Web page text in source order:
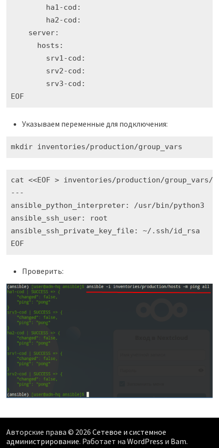
        ha1-cod:
        ha2-cod:
    server:
      hosts:
        srv1-cod:
        srv2-cod:
        srv3-cod:
EOF
Указываем переменные для подключения:
mkdir inventories/production/group_vars
cat <<EOF > inventories/production/group_vars/
---
ansible_python_interpreter: /usr/bin/python3
ansible_ssh_user: root
ansible_ssh_private_key_file: ~/.ssh/id_rsa
EOF
Проверить:
Авторские права © 2026 Сетевое и системное
администрирование. Работает на WordPress и Bam.